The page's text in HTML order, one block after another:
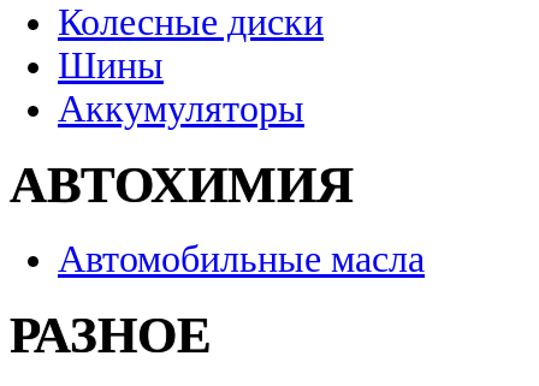
Колесные диски
Шины
Аккумуляторы
АВТОХИМИЯ
Автомобильные масла
РАЗНОЕ